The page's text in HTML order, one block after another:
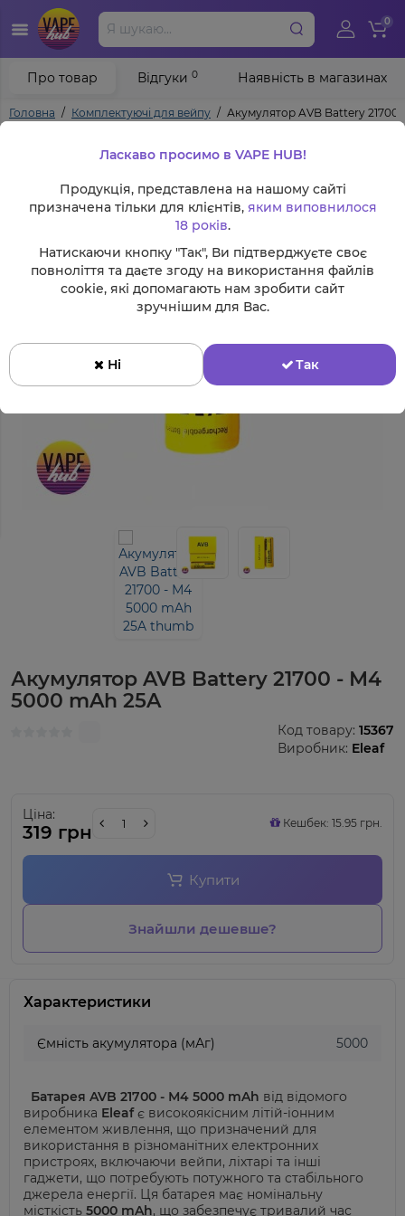
0
Головна Комплектуючі для вейпу Акумулятор AVB Battery
Акумулятор AVB Battery 21700 - М4
5000 mAh 25A
Виробник: Eleaf
Код товару: 15367
Ціна:
319 грн Кешбек: 15.95 грн.
Купити
Знайшли дешевше?
Про товар Відгуки 0 Наявність в магазинах
Характеристики
Ємність акумулятора (мАг) 5000
Батарея AVB 21700 - М4 5000 mAh від відомого
виробника Eleafє високоякісним літій-іонним
елементом живлення, що призначений для
використання в різноманітних електронних
пристроях, включаючи вейпи, ліхтарі та інші
гаджети, що потребують потужного та стабільного
джерела енергії. Ця батарея має номінальну
місткість 5000 mAh, що забезпечує тривалий час
Ласкаво просимо в VAPE HUB!
Продукція, представлена на нашому сайті
призначена тільки для клієнтів, яким виповнилося
18 років.
Натискаючи кнопку "Так", Ви підтверджуєте своє
повноліття та даєте згоду на використання файлів
cookie, які допомагають нам зробити сайт
зручнішим для Вас.
Ні Так